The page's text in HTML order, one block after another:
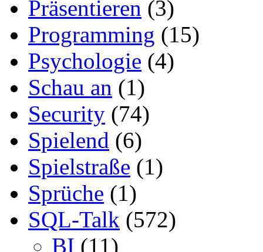
Präsentieren (3)
Programming (15)
Psychologie (4)
Schau an (1)
Security (74)
Spielend (6)
Spielstraße (1)
Sprüche (1)
SQL-Talk (572)
BI (11)